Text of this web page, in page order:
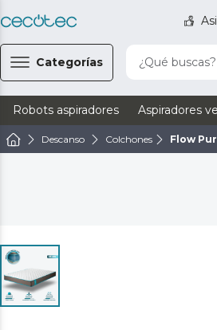
Categorías ¿Qué buscas?
Robots aspiradores Aspiradores
Descanso Colchones Flow